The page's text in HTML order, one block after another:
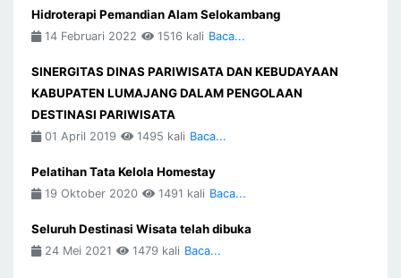
Hidroterapi Pemandian Alam Selokambang
14 Februari 2022 1516 kali Baca...
SINERGITAS DINAS PARIWISATA DAN KEBUDAYAAN
KABUPATEN LUMAJANG DALAM PENGOLAAN
DESTINASI PARIWISATA
01 April 2019 1495 kali Baca...
Pelatihan Tata Kelola Homestay
19 Oktober 2020 1491 kali Baca...
Seluruh Destinasi Wisata telah dibuka
24 Mei 2021 1479 kali Baca...